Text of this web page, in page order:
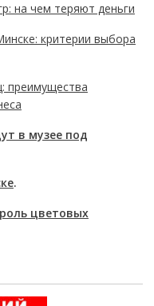
на чем теряют деньги
критерии выбора
преимущества
в музее под
.
цветовых